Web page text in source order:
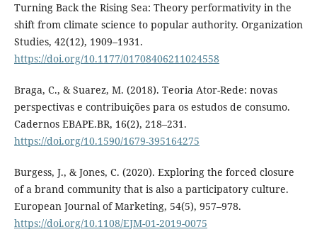
Turning Back the Rising Sea: Theory performativity in the
shift from climate science to popular authority. Organization
Studies, 42(12), 1909–1931.
https://doi.org/10.1177/01708406211024558
Braga, C., & Suarez, M. (2018). Teoria Ator-Rede: novas
perspectivas e contribuições para os estudos de consumo.
Cadernos EBAPE.BR, 16(2), 218–231.
https://doi.org/10.1590/1679-395164275
Burgess, J., & Jones, C. (2020). Exploring the forced closure
of a brand community that is also a participatory culture.
European Journal of Marketing, 54(5), 957–978.
https://doi.org/10.1108/EJM-01-2019-0075